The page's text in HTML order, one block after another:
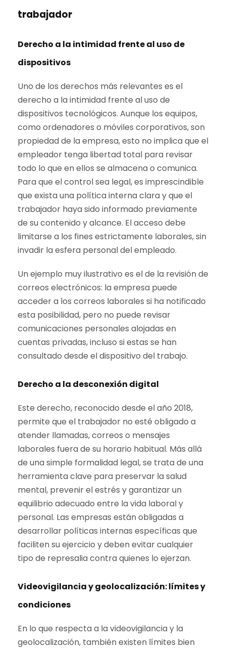
trabajador
Derecho a la intimidad frente al uso de
dispositivos
Uno de los derechos más relevantes es el
derecho a la intimidad frente al uso de
dispositivos tecnológicos. Aunque los equipos,
como ordenadores o móviles corporativos, son
propiedad de la empresa, esto no implica que el
empleador tenga libertad total para revisar
todo lo que en ellos se almacena o comunica.
Para que el control sea legal, es imprescindible
que exista una política interna clara y que el
trabajador haya sido informado previamente
de su contenido y alcance. El acceso debe
limitarse a los fines estrictamente laborales, sin
invadir la esfera personal del empleado.
Un ejemplo muy ilustrativo es el de la revisión de
correos electrónicos: la empresa puede
acceder a los correos laborales si ha notificado
esta posibilidad, pero no puede revisar
comunicaciones personales alojadas en
cuentas privadas, incluso si estas se han
consultado desde el dispositivo del trabajo.
Derecho a la desconexión digital
Este derecho, reconocido desde el año 2018,
permite que el trabajador no esté obligado a
atender llamadas, correos o mensajes
laborales fuera de su horario habitual. Más allá
de una simple formalidad legal, se trata de una
herramienta clave para preservar la salud
mental, prevenir el estrés y garantizar un
equilibrio adecuado entre la vida laboral y
personal. Las empresas están obligadas a
desarrollar políticas internas específicas que
faciliten su ejercicio y deben evitar cualquier
tipo de represalia contra quienes lo ejerzan.
Videovigilancia y geolocalización: límites y
condiciones
En lo que respecta a la videovigilancia y la
geolocalización, también existen límites bien